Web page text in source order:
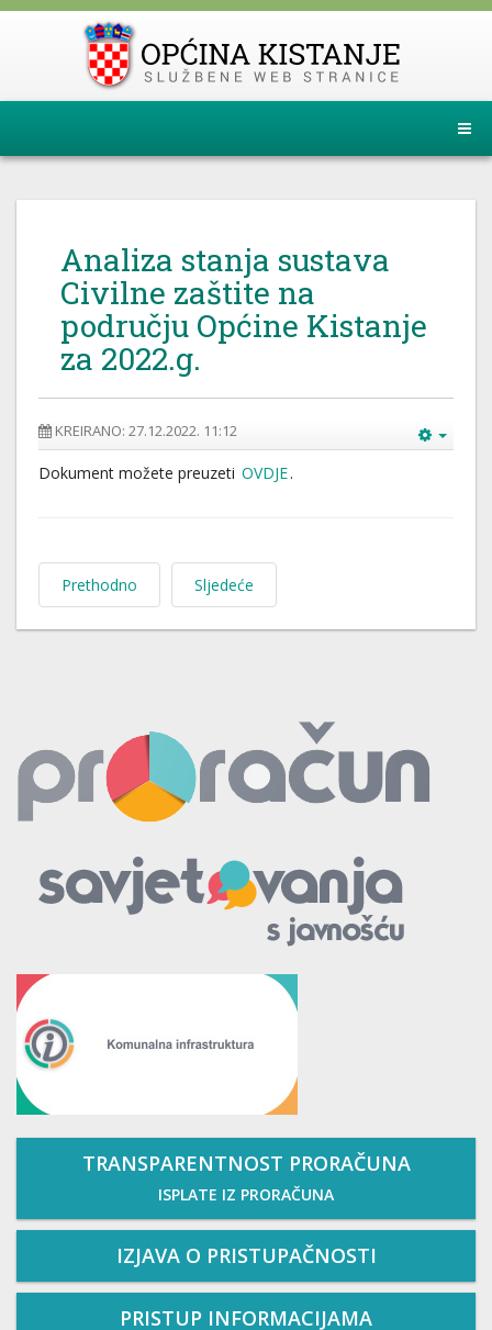
Analiza stanja sustava
Civilne zaštite na
području Općine Kistanje
za 2022.g.
KREIRANO: 27.12.2022. 11:12
Dokument možete preuzeti OVDJE.
Prethodno Sljedeće
TRANSPARENTNOST PRORAČUNA
ISPLATE IZ PRORAČUNA
IZJAVA O PRISTUPAČNOSTI
PRISTUP INFORMACIJAMA